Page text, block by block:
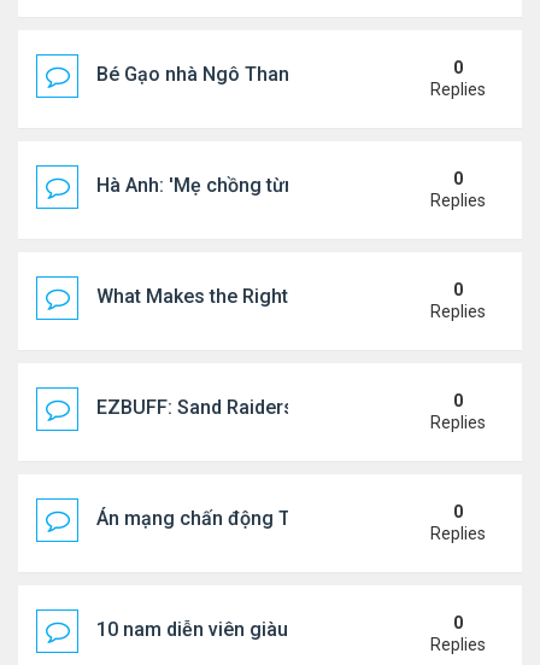
Bé Gạo nhà Ngô Thanh Vân dễ thương trong tiệc
0
Replies
Hà Anh: 'Mẹ chồng từng ngạc nhiên vì tôi luôn trả
0
Replies
What Makes the Right Retail POS Matter?0
Replies
EZBUFF: Sand Raiders of Sophie Farming
0
Replies
Án mạng chấn động Thái lan: hai chị em người
0
Replies
10 nam diễn viên giàu nhất Trung Quốc 2026
0
Replies